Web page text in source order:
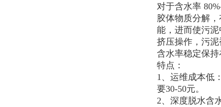
对于含水率
胶体物质分解
能，进而使污
挤压操作，污
含水率稳定保
特点：
1、运维成本低
要30-50元。
2、深度脱水含